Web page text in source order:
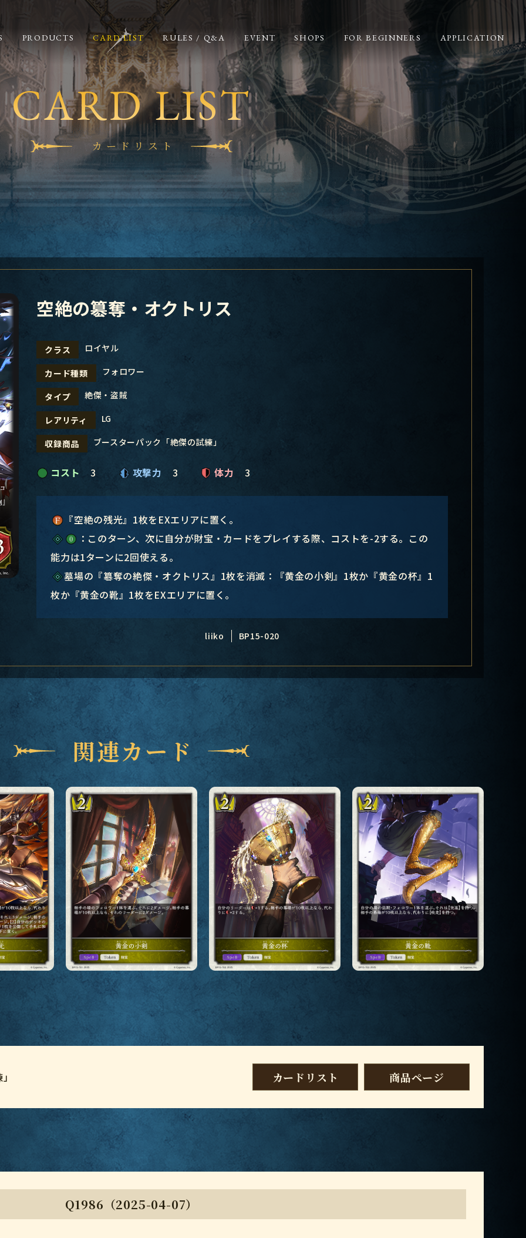
PRODUCTS CARD LIST RULES / Q&A EVENT SHOPS FOR BEGINNERS APPLICATION
CARD LIST
カードリスト
空絶の簒奪・オクトリス
クラス ロイヤル
カード種類 フォロワー
タイプ 絶傑・盗賊
レアリティ LG
収録商品 ブースターパック「絶傑の試練」
コスト 3 攻撃力 3 体力 3
『空絶の残光』1枚をEXエリアに置く。
：このターン、次に自分が財宝・カードをプレイする際、コストを-2する。この
能力は1ターンに2回使える。
墓場の『簒奪の絶傑・オクトリス』1枚を消滅：『黄金の小剣』1枚か『黄金の杯』1
枚か『黄金の靴』1枚をEXエリアに置く。
liiko BP15-020
関連カード
カードリスト 商品ページ
Q1986（2025-04-07）